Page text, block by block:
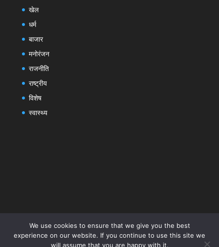
खेल
धर्म
बाजार
मनोरंजन
राजनीति
राष्ट्रीय
विशेष
स्वास्थ्य
We use cookies to ensure that we give you the best
experience on our website. If you continue to use this site we
will assume that you are happy with it.